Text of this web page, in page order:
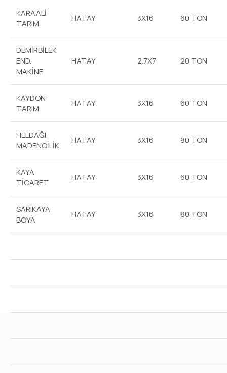
KARAALİ
TARIM
HATAY 3X16 60 TON
DEMİRBİLEK
END.
MAKİNE
HATAY 2.7X7 20 TON
KAYDON
TARIM
HATAY 3X16 60 TON
HELDAĞI
MADENCİLİK
HATAY 3X16 80 TON
KAYA
TİCARET
HATAY 3X16 60 TON
SARIKAYA
BOYA
HATAY 3X16 80 TON